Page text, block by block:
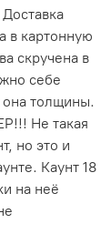
в картонную
скручена в
себе
она толщины.
Не такая
но это и
Каунт 18
на неё